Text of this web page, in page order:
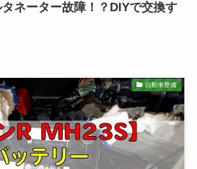
タネーター故障！？DIYで交換す
自動車整備